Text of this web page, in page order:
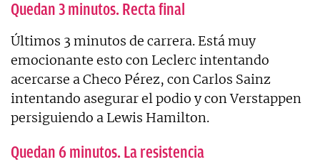
Quedan 3 minutos. Recta final
Últimos 3 minutos de carrera. Está muy
emocionante esto con Leclerc intentando
acercarse a Checo Pérez, con Carlos Sainz
intentando asegurar el podio y con Verstappen
persiguiendo a Lewis Hamilton.
Quedan 6 minutos. La resistencia